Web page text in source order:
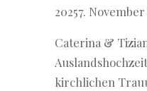
20257. November
Caterina &
kirchlichen